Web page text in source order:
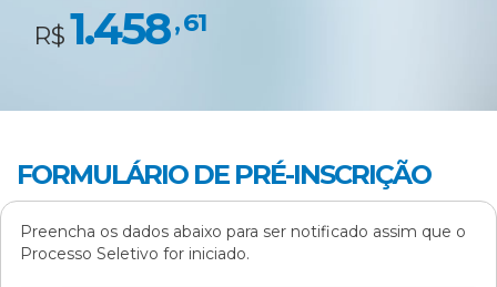
R$1.458, 61
FORMULÁRIO DE PRÉ-INSCRIÇÃO
Preencha os dados abaixo para ser notificado assim que o
Processo Seletivo for iniciado.